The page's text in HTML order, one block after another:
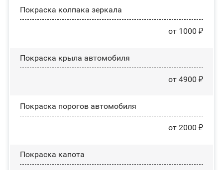
Покраска колпака зеркала
от 1000 ₽
Покраска крыла автомобиля
от 4900 ₽
Покраска порогов автомобиля
от 2000 ₽
Покраска капота